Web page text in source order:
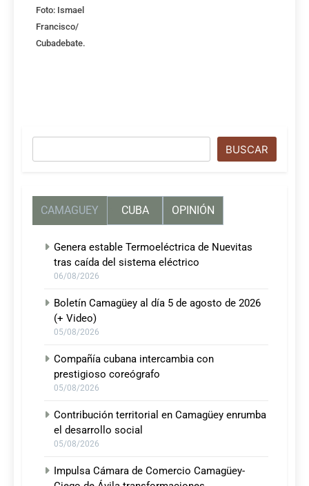
Foto: Ismael
Francisco/
Cubadebate.
BUSCAR
CAMAGUEY CUBA OPINIÓN
Genera estable Termoeléctrica de Nuevitas
tras caída del sistema eléctrico
06/08/2026
Boletín Camagüey al día 5 de agosto de 2026
(+ Video)
05/08/2026
Compañía cubana intercambia con
prestigioso coreógrafo
05/08/2026
Contribución territorial en Camagüey enrumba
el desarrollo social
05/08/2026
Impulsa Cámara de Comercio Camagüey-